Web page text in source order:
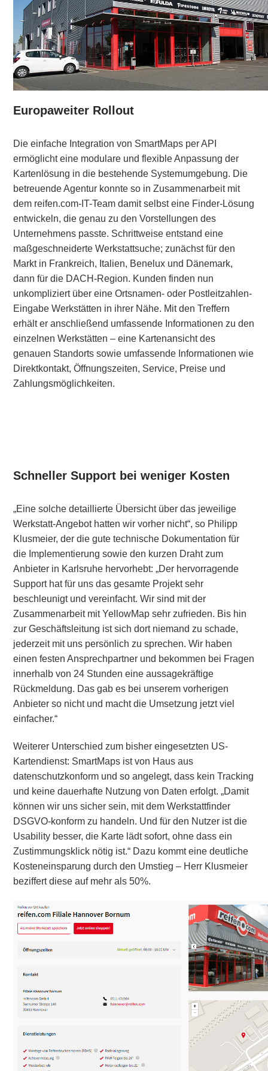
Europaweiter Rollout
Die einfache Integration von SmartMaps per API
ermöglicht eine modulare und flexible Anpassung der
Kartenlösung in die bestehende Systemumgebung. Die
betreuende Agentur konnte so in Zusammenarbeit mit
dem reifen.com-IT-Team damit selbst eine Finder-Lösung
entwickeln, die genau zu den Vorstellungen des
Unternehmens passte. Schrittweise entstand eine
maßgeschneiderte Werkstattsuche; zunächst für den
Markt in Frankreich, Italien, Benelux und Dänemark,
dann für die DACH-Region. Kunden finden nun
unkompliziert über eine Ortsnamen- oder Postleitzahlen-
Eingabe Werkstätten in ihrer Nähe. Mit den Treffern
erhält er anschließend umfassende Informationen zu den
einzelnen Werkstätten – eine Kartenansicht des
genauen Standorts sowie umfassende Informationen wie
Direktkontakt, Öffnungszeiten, Service, Preise und
Zahlungsmöglichkeiten.
Schneller Support bei weniger Kosten
„Eine solche detaillierte Übersicht über das jeweilige
Werkstatt-Angebot hatten wir vorher nicht“, so Philipp
Klusmeier, der die gute technische Dokumentation für
die Implementierung sowie den kurzen Draht zum
Anbieter in Karlsruhe hervorhebt: „Der hervorragende
Support hat für uns das gesamte Projekt sehr
beschleunigt und vereinfacht. Wir sind mit der
Zusammenarbeit mit YellowMap sehr zufrieden. Bis hin
zur Geschäftsleitung ist sich dort niemand zu schade,
jederzeit mit uns persönlich zu sprechen. Wir haben
einen festen Ansprechpartner und bekommen bei Fragen
innerhalb von 24 Stunden eine aussagekräftige
Rückmeldung. Das gab es bei unserem vorherigen
Anbieter so nicht und macht die Umsetzung jetzt viel
einfacher.“
Weiterer Unterschied zum bisher eingesetzten US-
Kartendienst: SmartMaps ist von Haus aus
datenschutzkonform und so angelegt, dass kein Tracking
und keine dauerhafte Nutzung von Daten erfolgt. „Damit
können wir uns sicher sein, mit dem Werkstattfinder
DSGVO-konform zu handeln. Und für den Nutzer ist die
Usability besser, die Karte lädt sofort, ohne dass ein
Zustimmungsklick nötig ist.“ Dazu kommt eine deutliche
Kosteneinsparung durch den Umstieg – Herr Klusmeier
beziffert diese auf mehr als 50%.